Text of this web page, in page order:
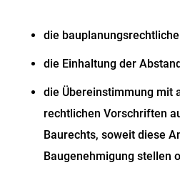
die
die Einhaltung der
die Übereinstimmung mit
rechtlichen Vorschriften
Baurechts, soweit diese
Baugenehmigung stellen